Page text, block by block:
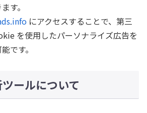
す。
にアクセスすることで、第三
を使用したパーソナライズ広告を
です。
ールについて